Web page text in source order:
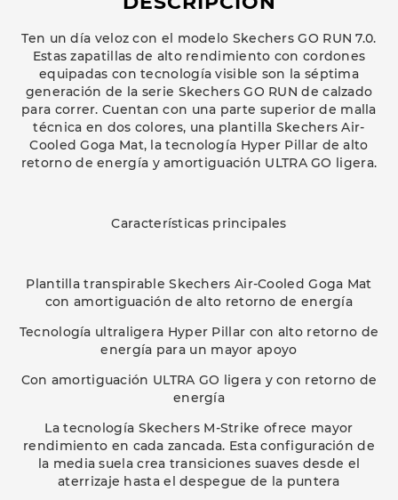
Ten un día veloz con el modelo Skechers GO RUN 7.0.
Estas zapatillas de alto rendimiento con cordones
equipadas con tecnología visible son la séptima
generación de la serie Skechers GO RUN de calzado
para correr. Cuentan con una parte superior de malla
técnica en dos colores, una plantilla Skechers Air-
Cooled Goga Mat, la tecnología Hyper Pillar de alto
retorno de energía y amortiguación ULTRA GO ligera.
Características principales
Plantilla transpirable Skechers Air-Cooled Goga Mat
con amortiguación de alto retorno de energía
Tecnología ultraligera Hyper Pillar con alto retorno de
energía para un mayor apoyo
Con amortiguación ULTRA GO ligera y con retorno de
energía
La tecnología Skechers M-Strike ofrece mayor
rendimiento en cada zancada. Esta configuración de
la media suela crea transiciones suaves desde el
aterrizaje hasta el despegue de la puntera